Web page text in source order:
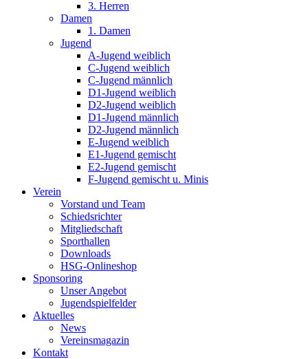
3. Herren
Damen
1. Damen
Jugend
A-Jugend weiblich
C-Jugend weiblich
C-Jugend männlich
D1-Jugend weiblich
D2-Jugend weiblich
D1-Jugend männlich
D2-Jugend männlich
E-Jugend weiblich
E1-Jugend gemischt
E2-Jugend gemischt
F-Jugend gemischt u. Minis
Verein
Vorstand und Team
Schiedsrichter
Mitgliedschaft
Sporthallen
Downloads
HSG-Onlineshop
Sponsoring
Unser Angebot
Jugendspielfelder
Aktuelles
News
Vereinsmagazin
Kontakt